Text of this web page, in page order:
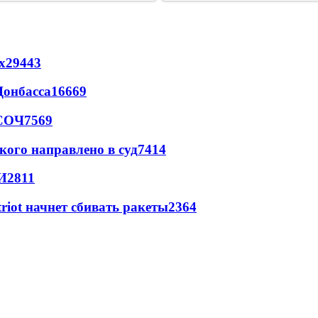
29443
16669
7569
направлено в суд7414
2811
начнет сбивать ракеты2364